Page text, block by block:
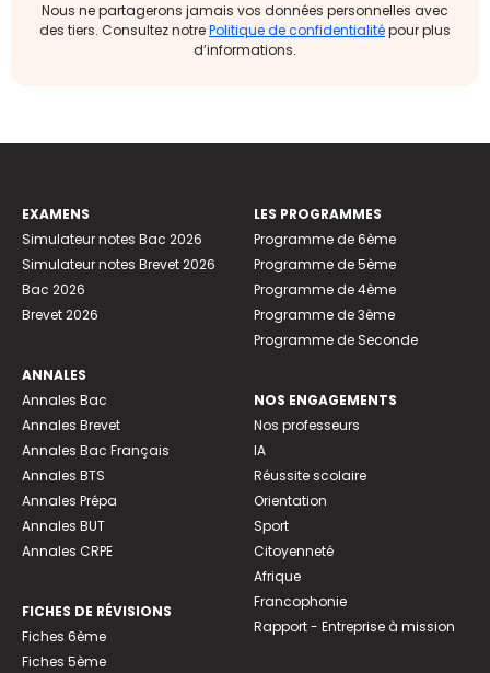
Nous ne partagerons jamais vos données personnelles avec
des tiers. Consultez notrePolitique de confidentialitépour plus
d’informations.
EXAMENS
Simulateur notes Bac 2026
Simulateur notes Brevet 2026
Bac 2026
Brevet 2026
ANNALES
Annales Bac
Annales Brevet
Annales Bac Français
Annales BTS
Annales Prépa
Annales BUT
Annales CRPE
FICHES DE RÉVISIONS
Fiches 6ème
Fiches 5ème
LES PROGRAMMES
Programme de 6ème
Programme de 5ème
Programme de 4ème
Programme de 3ème
Programme de Seconde
NOS ENGAGEMENTS
Nos professeurs
IA
Réussite scolaire
Orientation
Sport
Citoyenneté
Afrique
Francophonie
Rapport - Entreprise à mission